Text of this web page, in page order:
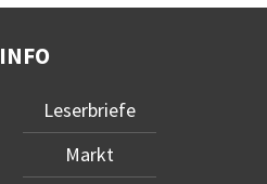
INFO
Leserbriefe
Markt